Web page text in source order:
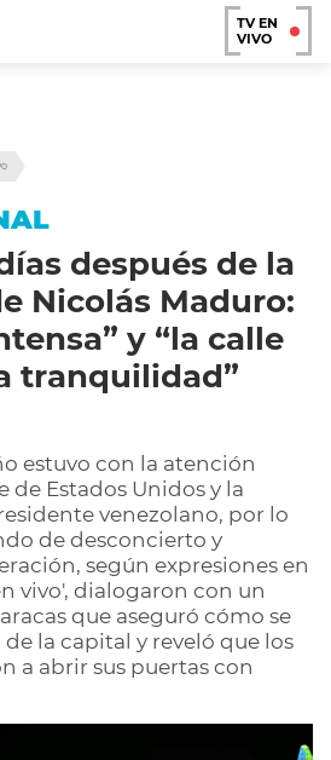
TV EN
VIVO
después de la
Nicolás Maduro:
y “la calle
tranquilidad”
estuvo con la atención
de Estados Unidos y la
venezolano, por lo
de desconcierto y
según expresiones en
vivo', dialogaron con un
que aseguró cómo se
la capital y reveló que los
a abrir sus puertas con